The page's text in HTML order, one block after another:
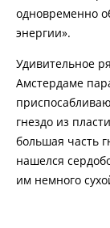
одновременно
энергии».
Удивительное
Амстердаме
гнездо из
большая часть
нашелся
им немного